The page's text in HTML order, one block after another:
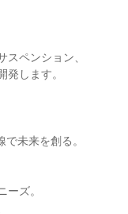
ペンション、
します。
未来を創る。
ズ。